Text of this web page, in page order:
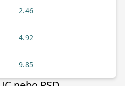
2.46
4.92
9.85